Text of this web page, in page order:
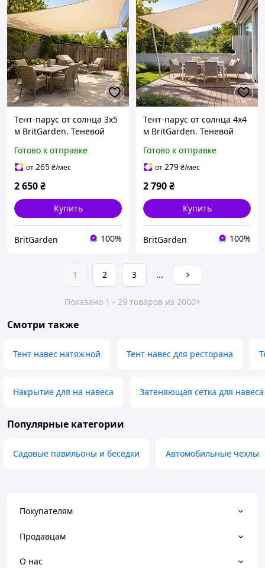
Тент-парус от солнца 3х5
м BritGarden. Теневой
сетки, молоко. Тень 95%
Готово к отправке
от265₴/мес
2 650₴
Купить
BritGarden 100%
Тент-парус от солнца 4х4
м BritGarden. Теневой
сетки, молоко. Тень 95%
Готово к отправке
от279₴/мес
2 790₴
Купить
BritGarden 100%
1 2 3 ...
Показано 1 - 29 товаров из 2000+
Смотри также
Тент навес натяжной Тент навес для ресторана
Накрытие для на навеса Затеняющая сетка для навеса
Популярные категории
Садовые павильоны и беседки Автомобильные чехлы
Покупателям
Продавцам
О нас